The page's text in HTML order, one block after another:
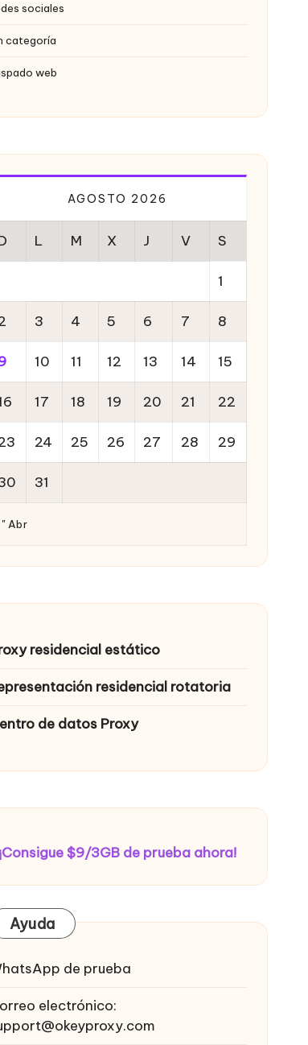
sociales
categoría
web
AGOSTO 2026
L M X J V S
1
3 4 5 6 7 8
10 11 12 13 14 15
17 18 19 20 21 22
24 25 26 27 28 29
31
" Abr
residencial estático
residencial rotatoria
de datos Proxy
¡Consigue $9/3GB de prueba ahora!
Ayuda
de prueba
electrónico: